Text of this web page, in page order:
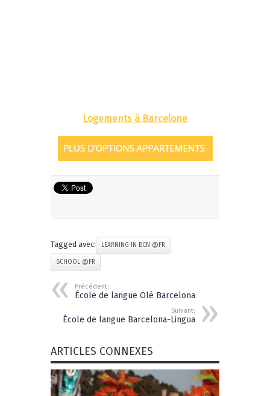
Logements à Barcelone
Tagged avec: LEARNING IN BCN @FR
SCHOOL @FR
Précédent:
École de langue Olé Barcelona
Suivant:
École de langue Barcelona-Lingua
ARTICLES CONNEXES